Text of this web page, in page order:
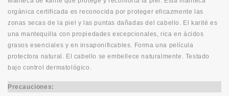
orgánica certificada es reconocida por proteger eficazmente las
zonas secas de la piel y las puntas dañadas del cabello. El karité es
una mantequilla con propiedades excepcionales, rica en ácidos
grasos esenciales y en insaponificables. Forma una película
protectora natural. El cabello se embellece naturalmente. Testado
bajo control dermatológico.
Precauciones: